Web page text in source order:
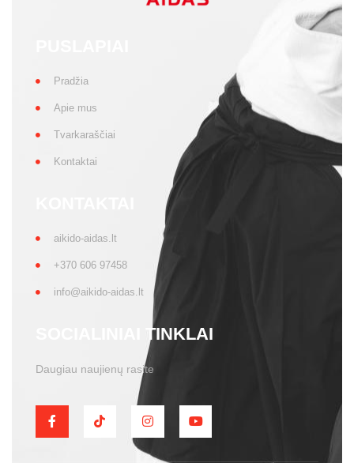
Pradžia
Apie mus
Tvarkaraščiai
Kontaktai
aikido-aidas.lt
+370 606 97458
info@aikido-aidas.lt
SOCIALINIAI TINKLAI
Daugiau naujienų rasite